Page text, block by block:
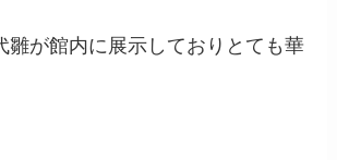
雛が館内に展示しておりとても華